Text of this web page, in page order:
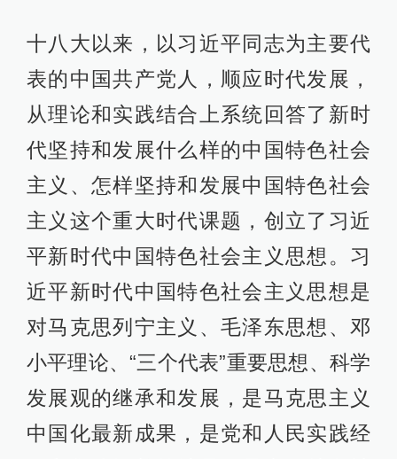
十八大以来，以习近平同志为主要代
表的中国共产党人，顺应时代发展，
从理论和实践结合上系统回答了新时
代坚持和发展什么样的中国特色社会
主义、怎样坚持和发展中国特色社会
主义这个重大时代课题，创立了习近
平新时代中国特色社会主义思想。习
近平新时代中国特色社会主义思想是
对马克思列宁主义、毛泽东思想、邓
小平理论、“三个代表”重要思想、科学
发展观的继承和发展，是马克思主义
中国化最新成果，是党和人民实践经